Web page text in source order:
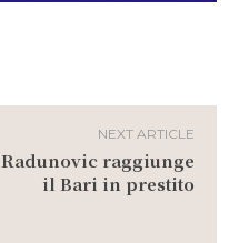
NEXT ARTICLE
Radunovic raggiunge
il Bari in prestito